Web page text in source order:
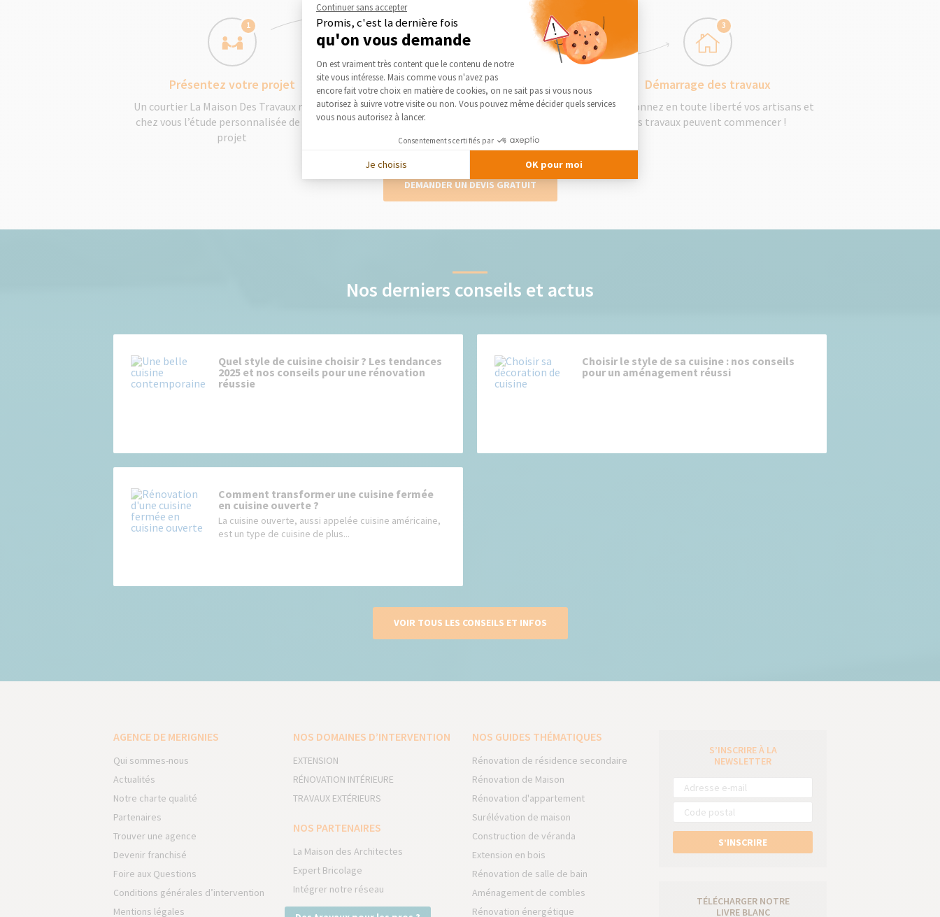
1
Présentez votre projet
Un courtier La Maison Des Travaux réalise
chez vous l’étude personnalisée de votre
projet
Obtenez des devis gratuits
Le courtier vous présente gratuitement et
sans engagement les devis des artisans qu’il
a séléctionnés pour votre projet
3
Démarrage des travaux
Séléctionnez en toute liberté vos artisans et
les travaux peuvent commencer !
DEMANDER UN DEVIS GRATUIT
Nos derniers conseils et actus
Quel style de cuisine choisir ? Les tendances
2025 et nos conseils pour une rénovation
réussie
Choisir le style de sa cuisine : nos conseils
pour un aménagement réussi
Comment transformer une cuisine fermée
en cuisine ouverte ?
La cuisine ouverte, aussi appelée cuisine américaine,
est un type de cuisine de plus...
VOIR TOUS LES CONSEILS ET INFOS
AGENCE DE MERIGNIES
Qui sommes-nous
Actualités
Notre charte qualité
Partenaires
Trouver une agence
Devenir franchisé
Foire aux Questions
Conditions générales d’intervention
Mentions légales
NOS DOMAINES D’INTERVENTION
EXTENSION
RÉNOVATION INTÉRIEURE
TRAVAUX EXTÉRIEURS
NOS PARTENAIRES
La Maison des Architectes
Expert Bricolage
Intégrer notre réseau
NOS GUIDES THÉMATIQUES
Rénovation de résidence secondaire
Rénovation de Maison
Rénovation d'appartement
Surélévation de maison
Construction de véranda
Extension en bois
Rénovation de salle de bain
Aménagement de combles
Rénovation énergétique
S’INSCRIRE À LA
NEWSLETTER
S’INSCRIRE
TÉLÉCHARGER NOTRE
LIVRE BLANC
Continuer sans accepter
Promis, c'est la dernière fois
qu'on vous demande
Plateforme de Gestion du Consentement : Personnalisez vos Options
On est vraiment très content que le contenu de notre
site vous intéresse. Mais comme vous n'avez pas
encore fait votre choix en matière de cookies, on ne sait pas si vous nous
autorisez à suivre votre visite ou non. Vous pouvez même décider quels services
vous nous autorisez à lancer.
Consentements certifiés par
Je choisis OK pour moi
Axeptio consent